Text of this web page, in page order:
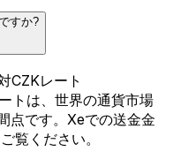
すか?
CZKレート
点です。Xeでの送金金
覧ください。